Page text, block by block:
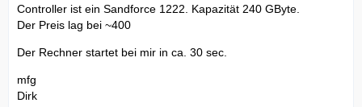
Controller ist ein Sandforce 1222. Kapazität 240 GByte.
Der Preis lag bei ~400
Der Rechner startet bei mir in ca. 30 sec.
mfg
Dirk